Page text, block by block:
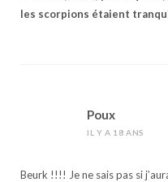
les scorpions étaient
Poux
IL Y A 18 ANS
Beurk !!!! Je ne sais pas si